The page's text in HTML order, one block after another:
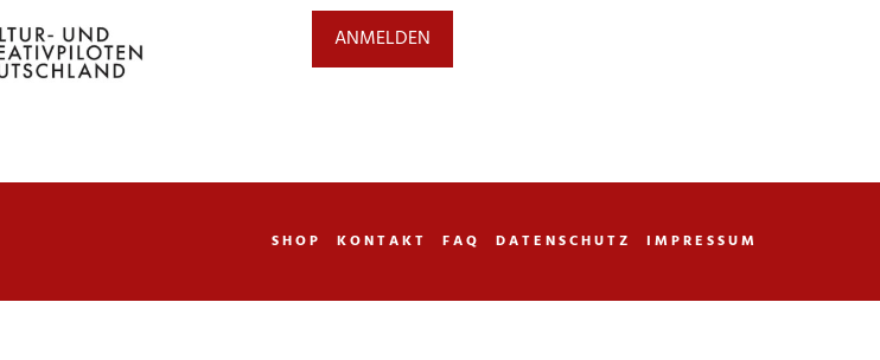
ANMELDEN
SHOP KONTAKT FAQ DATENSCHUTZ IMPRESSUM